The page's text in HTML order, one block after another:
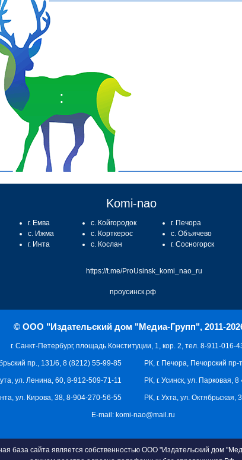
:
Komi-nao
г. Емва
с. Ижма
г. Инта
с. Койгородок
с. Корткерос
с. Кослан
г. Печора
с. Объячево
г. Сосногорск
https://t.me/ProUsinsk_komi_nao_ru
проусинск.рф
© ООО "Издательский дом "Медиа-Групп", 2011-
г. Санкт-Петербург, площадь Конституции, 1, кор. 2, тел. 8-911-016-
РК, г. Печора, Печорский
РК, г. Усинск, ул. Парковая,
РК, г. Ухта, ул.
пр., 131/6, 8 (8212) 55-99-85
ул. Ленина, 60, 8-912-509-71-11
ул. Кирова, 38, 8-904-270-56-55
E-mail: komi-nao@mail.ru
база сайта является собственностью ООО "Издательский дом